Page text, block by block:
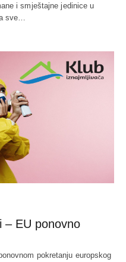
i smještajne jedinice u
sve…
– EU ponovno
pokretanju europskog